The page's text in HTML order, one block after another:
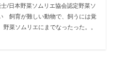
/日本野菜ソムリエ協会認定野菜ソ
飼育が難しい動物で、飼うには覚
菜ソムリエにまでなったった。。